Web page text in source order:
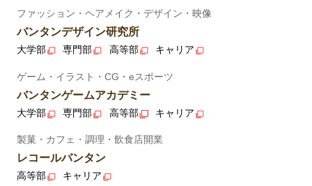
ファッション・ヘアメイク・デザイン・映像
バンタンデザイン研究所
大学部 専門部 高等部 キャリア
ゲーム・イラスト・CG・eスポーツ
バンタンゲームアカデミー
大学部 専門部 高等部 キャリア
製菓・カフェ・調理・飲食店開業
レコールバンタン
高等部 キャリア